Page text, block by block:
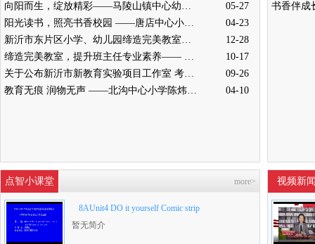
向阳而生，绽放精彩——马陵山镇中心幼儿园迎接新沂教育局“缔造完美教室”评比验收
05-27
阳光读书，照亮书香校园 ——唐店中心小学举行“阳光读书会”启动仪式
04-23
新沂市东片区小学、幼儿园缔造完美教室暨班主任能力提升培训活动在高流镇中心小学举行
12-28
缔造完美教室，提升班主任专业素养—— 新沂市南片区小学、幼儿园缔造完美教室暨班主任培训活动举行
10-17
关于公布新沂市新教育实验项目工作室 考核结果的通知
09-26
教育无痕 润物无声 ——北沟中心小学陈炜炜老师教学侧记
04-10
书香伴
点智小课堂 more>
8AUnit4 DO it yourself Comic strip
暂无简介
视频新